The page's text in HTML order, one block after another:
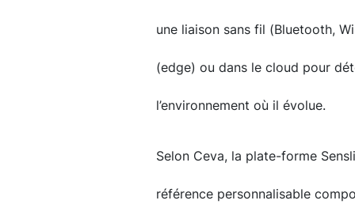
une liaison sans fil (Bluetooth,
(edge) ou dans le cloud pour
l’environnement où il évolue.
Selon Ceva, la plate-forme
référence personnalisable